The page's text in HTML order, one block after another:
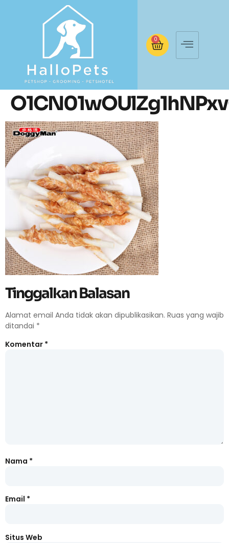
0
Tinggalkan Balasan
Alamat email Anda tidak akan dipublikasikan. Ruas yang wajib
ditandai *
Komentar *
Nama *
Email *
Situs Web